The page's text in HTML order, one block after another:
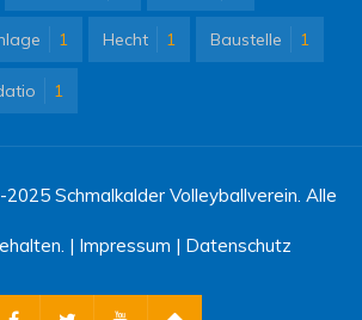
1 Hecht 1 Baustelle 1
1
Schmalkalder Volleyballverein. Alle
| Impressum | Datenschutz